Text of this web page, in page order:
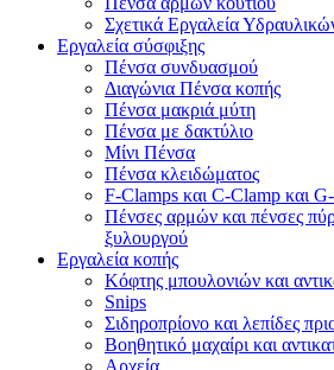
Σχετικά Εργαλεία
Εργαλεία σύσφιξης
Πένσα συνδυασμού
Διαγώνια Πένσα κοπής
Πένσα μακριά μύτη
Πένσα με δακτύλιο
Μίνι Πένσα
Πένσα κλειδώματος
F-Clamps και C-Clamp και
Πένσες αρμών και πένσες
ξυλουργού
Εργαλεία κοπής
Κόφτης μπουλονιών και
Snips
Σιδηροπρίονο και λεπίδες
Βοηθητικό μαχαίρι και
Αρχεία